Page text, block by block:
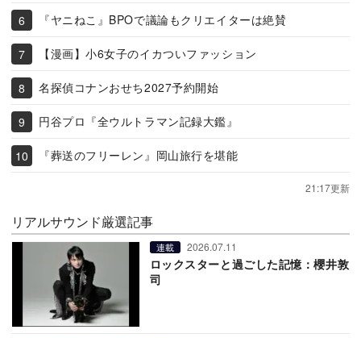
『ヤニねこ』BPOで議論もクリエイターは絶賛
【漫画】小6女子のイカついファッション
名探偵コナンおせち2027予約開始
円谷プロ『全ウルトラマン記録大鑑』
『葬送のフリーレン』岡山旅行を堪能
21:17更新
リアルサウンド厳選記事
連載 2026.07.11
ロックスターと過ごした記憶：櫻井敦
司